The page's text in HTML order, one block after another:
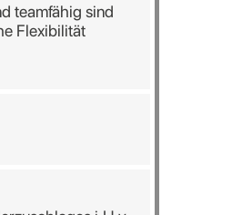
teamfähig sind
Flexibilität